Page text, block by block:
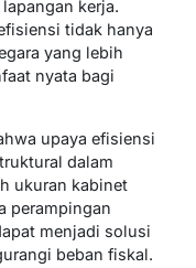
kerja.
tidak hanya
yang lebih
nyata bagi
upaya efisiensi
dalam
ukuran kabinet
perampingan
menjadi solusi
beban fiskal.